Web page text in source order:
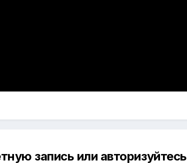
запись или авторизуйтесь